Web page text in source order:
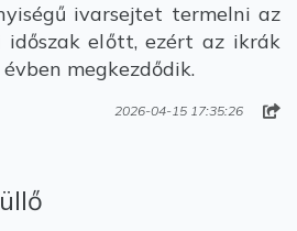
ivarsejtet termelni az
időszak előtt, ezért az ikrák
megkezdődik.
2026-04-15 17:35:26